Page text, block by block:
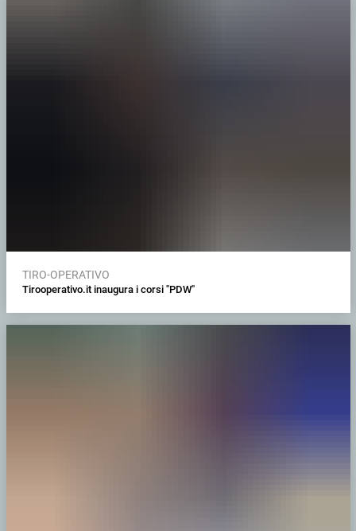
TIRO-OPERATIVO
Tirooperativo.it inaugura i corsi "PDW"